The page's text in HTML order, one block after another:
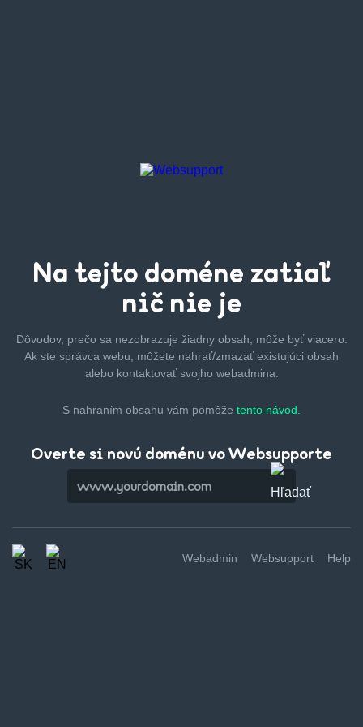
Na tejto doméne zatiaľ
nič nie je
Dôvodov, prečo sa nezobrazuje žiadny obsah, môže byťviacero.
Ak ste správca webu, môžete nahrať/zmazaťexistujúci obsah
alebo kontaktovať svojho webadmina.
S nahraním obsahu vám pomôže tento návod.
Overte si novú doménu vo Websupporte
Webadmin Websupport Help